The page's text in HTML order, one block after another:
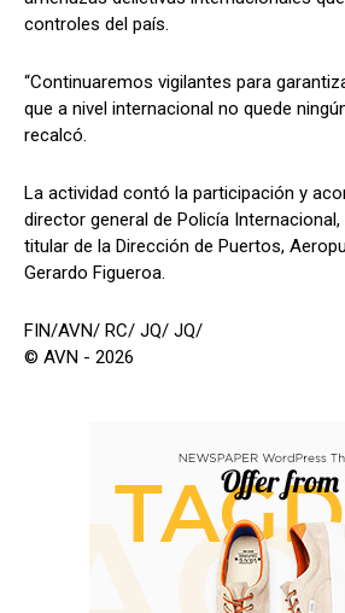
controles del país.
“Continuaremos vigilantes para
que a nivel internacional no quede
recalcó.
La actividad contó la participación y
director general de Policía Internacional,
titular de la Dirección de Puertos,
Gerardo Figueroa.
FIN/AVN/ RC/ JQ/ JQ/
© AVN - 2026